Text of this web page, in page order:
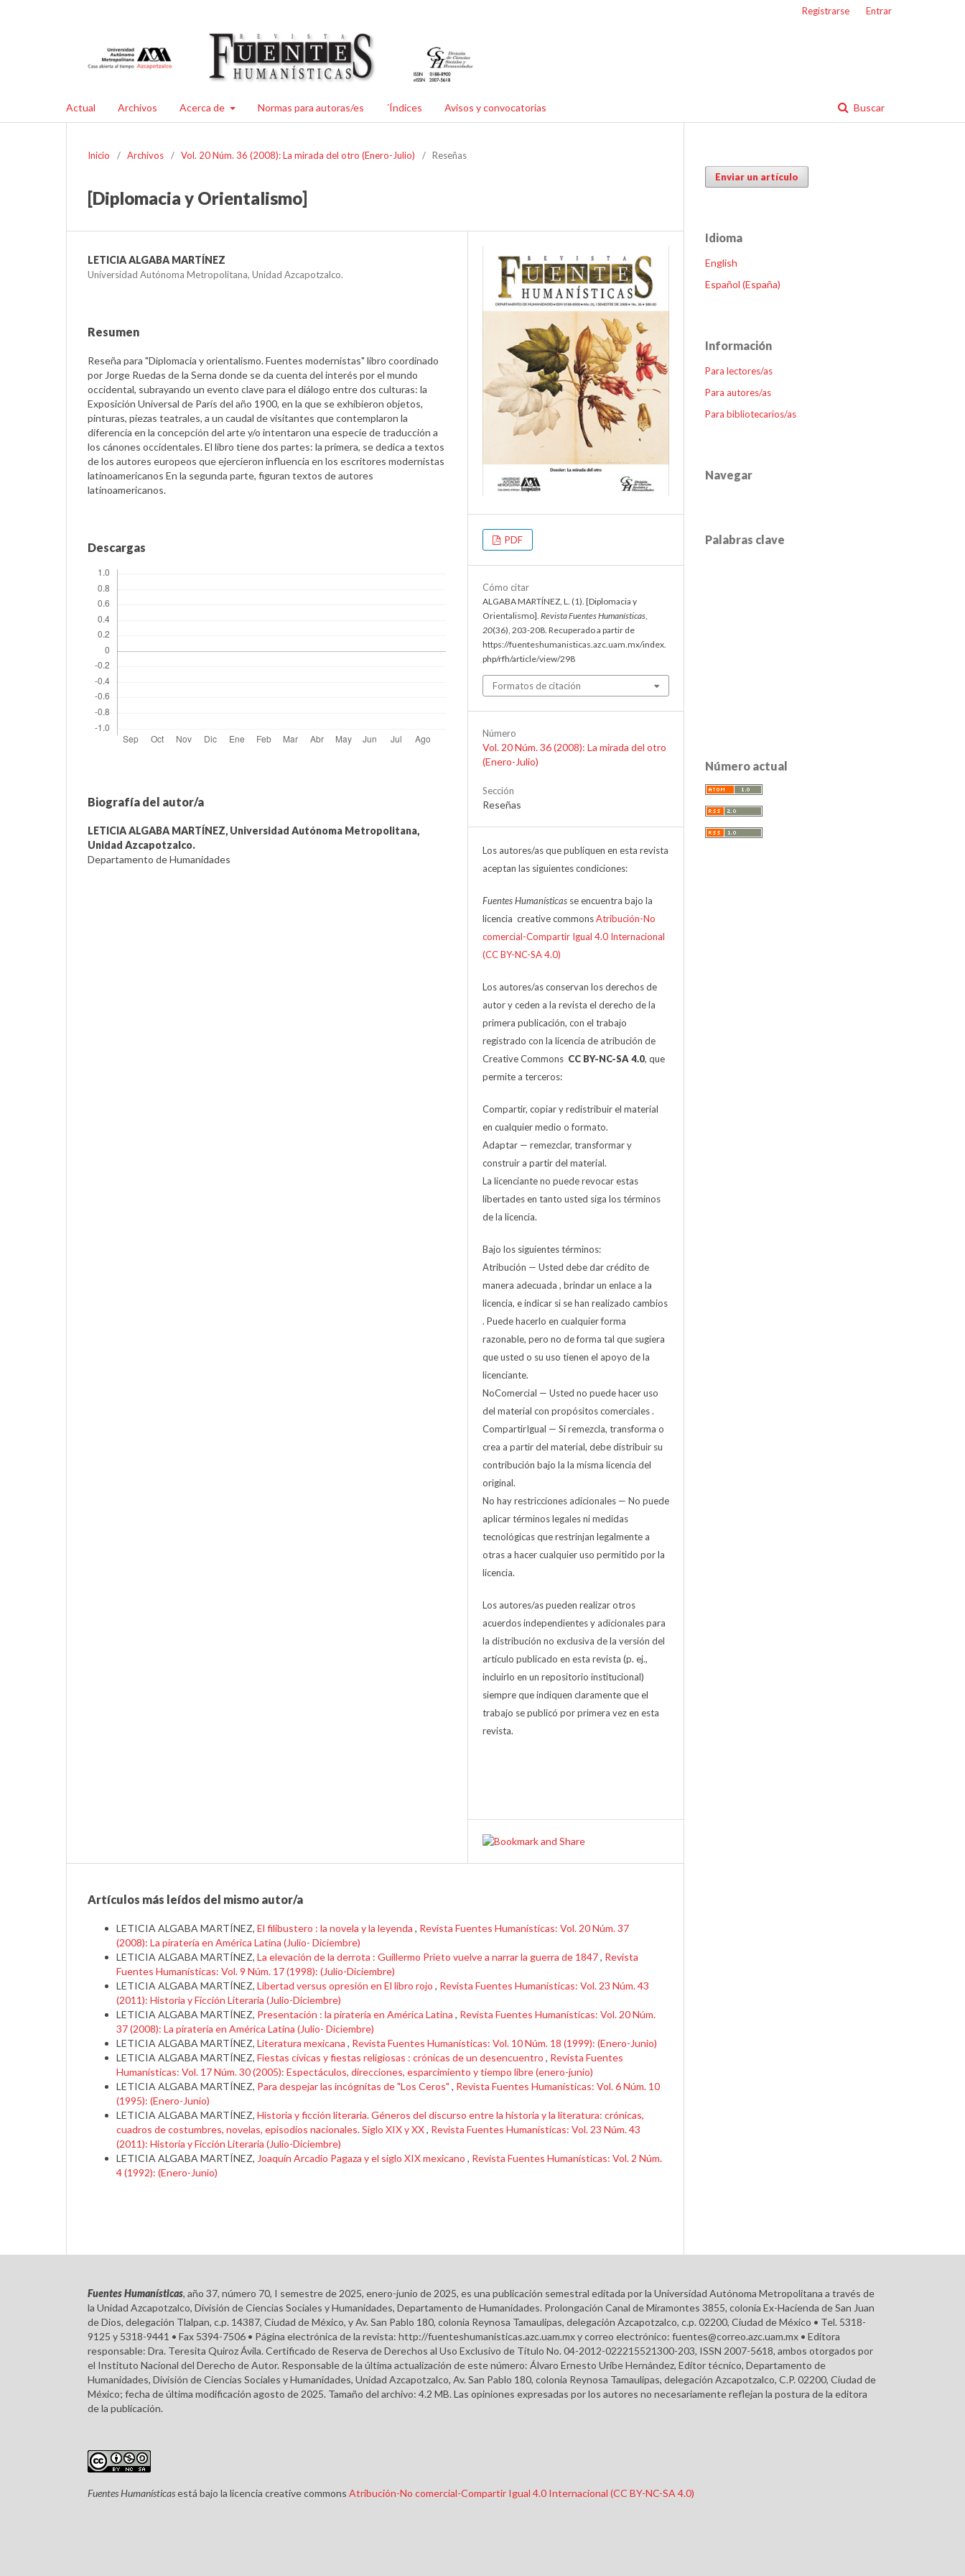
Actual Archivos Acerca de Normas para autoras/es ´Índices Avisos y convocatorias Buscar
Registrarse Entrar
Inicio / Archivos / Vol. 20 Núm. 36 (2008): La mirada del otro (Enero-Julio) / Reseñas
[Diplomacia y Orientalismo]
LETICIA ALGABA MARTÍNEZ
Universidad Autónoma Metropolitana, Unidad Azcapotzalco.
Resumen
Reseña para "Diplomacia y orientalismo. Fuentes modernistas" libro coordinado
por Jorge Ruedas de la Serna donde se da cuenta del interés por el mundo
occidental, subrayando un evento clave para el diálogo entre dos culturas: la
Exposición Universal de París del año 1900, en la que se exhibieron objetos,
pinturas, piezas teatrales, a un caudal de visitantes que contemplaron la
diferencia en la concepción del arte y/o intentaron una especie de traducción a
los cánones occidentales. El libro tiene dos partes: la primera, se dedica a textos
de los autores europeos que ejercieron influencia en los escritores modernistas
latinoamericanos En la segunda parte, figuran textos de autores
latinoamericanos.
Descargas
Biografía del autor/a
LETICIA ALGABA MARTÍNEZ, Universidad Autónoma Metropolitana,
Unidad Azcapotzalco.
Departamento de Humanidades
PDF
Cómo citar
ALGABA MARTÍNEZ, L. (1). [Diplomacia y
Orientalismo]. Revista Fuentes Humanísticas,
20(36), 203-208. Recuperado a partir de
https://fuenteshumanisticas.azc.uam.mx/index.
php/rfh/article/view/298
Formatos de citación
Número
Vol. 20 Núm. 36 (2008): La mirada del otro
(Enero-Julio)
Sección
Reseñas
Los autores/as que publiquen en esta revista
aceptan las siguientes condiciones:
Fuentes Humanísticas se encuentra bajo la
licencia creative commonsAtribución-No
comercial-Compartir Igual 4.0 Internacional
(CC BY-NC-SA 4.0)
Los autores/as conservan los derechos de
autor y ceden a la revista el derecho de la
primera publicación, con el trabajo
registrado con la licencia de atribución de
Creative Commons CC BY-NC-SA 4.0, que
permite a terceros:
Compartir, copiar y redistribuir el material
en cualquier medio o formato.
Adaptar — remezclar, transformar y
construir a partir del material.
La licenciante no puede revocar estas
libertades en tanto usted siga los términos
de la licencia.
Bajo los siguientes términos:
Atribución — Usted debe dar crédito de
manera adecuada , brindar un enlace a la
licencia, e indicar si se han realizado cambios
. Puede hacerlo en cualquier forma
razonable, pero no de forma tal que sugiera
que usted o su uso tienen el apoyo de la
licenciante.
NoComercial — Usted no puede hacer uso
del material con propósitos comerciales .
CompartirIgual — Si remezcla, transforma o
crea a partir del material, debe distribuir su
contribución bajo la la misma licencia del
original.
No hay restricciones adicionales — No puede
aplicar términos legales ni medidas
tecnológicas que restrinjan legalmente a
otras a hacer cualquier uso permitido por la
licencia.
Los autores/as pueden realizar otros
acuerdos independientes y adicionales para
la distribución no exclusiva de la versión del
artículo publicado en esta revista (p. ej.,
incluirlo en un repositorio institucional)
siempre que indiquen claramente que el
trabajo se publicó por primera vez en esta
revista.
Artículos más leídos del mismo autor/a
LETICIA ALGABA MARTÍNEZ, El filibustero : la novela y la leyenda , Revista Fuentes Humanísticas: Vol. 20 Núm. 37
(2008): La piratería en América Latina (Julio- Diciembre)
LETICIA ALGABA MARTÍNEZ, La elevación de la derrota : Guillermo Prieto vuelve a narrar la guerra de 1847, Revista
Fuentes Humanísticas: Vol. 9 Núm. 17 (1998): (Julio-Diciembre)
LETICIA ALGABA MARTÍNEZ, Libertad versus opresión en El libro rojo , Revista Fuentes Humanísticas: Vol. 23 Núm. 43
(2011): Historia y Ficción Literaria (Julio-Diciembre)
LETICIA ALGABA MARTÍNEZ, Presentación : la piratería en América Latina , Revista Fuentes Humanísticas: Vol. 20 Núm.
37 (2008): La piratería en América Latina (Julio- Diciembre)
LETICIA ALGABA MARTÍNEZ, Literatura mexicana , Revista Fuentes Humanísticas: Vol. 10 Núm. 18 (1999): (Enero-Junio)
LETICIA ALGABA MARTÍNEZ, Fiestas cívicas y fiestas religiosas : crónicas de un desencuentro , Revista Fuentes
Humanísticas: Vol. 17 Núm. 30 (2005): Espectáculos, direcciones, esparcimiento y tiempo libre (enero-junio)
LETICIA ALGABA MARTÍNEZ, Para despejar las incógnitas de "Los Ceros" , Revista Fuentes Humanísticas: Vol. 6 Núm. 10
(1995): (Enero-Junio)
LETICIA ALGABA MARTÍNEZ, Historia y ficción literaria. Géneros del discurso entre la historia y la literatura: crónicas,
cuadros de costumbres, novelas, episodios nacionales. Siglo XIX y XX, Revista Fuentes Humanísticas: Vol. 23 Núm. 43
(2011): Historia y Ficción Literaria (Julio-Diciembre)
LETICIA ALGABA MARTÍNEZ, Joaquín Arcadio Pagaza y el siglo XIX mexicano , Revista Fuentes Humanísticas: Vol. 2 Núm.
4 (1992): (Enero-Junio)
Enviar un artículo
Idioma
English
Español (España)
Información
Para lectores/as
Para autores/as
Para bibliotecarios/as
Navegar
Palabras clave
Número actual
Fuentes Humanísticas, año 37, número 70, I semestre de 2025, enero-junio de 2025, es una publicación semestral editada por la Universidad Autónoma Metropolitana a través de
la Unidad Azcapotzalco, División de Ciencias Sociales y Humanidades, Departamento de Humanidades. Prolongación Canal de Miramontes 3855, colonia Ex-Hacienda de San Juan
de Dios, delegación Tlalpan, c.p. 14387, Ciudad de México, y Av. San Pablo 180, colonia Reynosa Tamaulipas, delegación Azcapotzalco, c.p. 02200, Ciudad de México • Tel. 5318-
9125 y 5318-9441 • Fax 5394-7506 • Página electrónica de la revista: http://fuenteshumanisticas.azc.uam.mx y correo electrónico: fuentes@correo.azc.uam.mx • Editora
responsable: Dra. Teresita Quiroz Ávila. Certificado de Reserva de Derechos al Uso Exclusivo de Título No. 04-2012-022215521300-203, ISSN 2007-5618, ambos otorgados por
el Instituto Nacional del Derecho de Autor. Responsable de la última actualización de este número: Álvaro Ernesto Uribe Hernández, Editor técnico, Departamento de
Humanidades, División de Ciencias Sociales y Humanidades, Unidad Azcapotzalco, Av. San Pablo 180, colonia Reynosa Tamaulipas, delegación Azcapotzalco, C.P. 02200, Ciudad de
México; fecha de última modificación agosto de 2025. Tamaño del archivo: 4.2 MB. Las opiniones expresadas por los autores no necesariamente reflejan la postura de la editora
de la publicación.
Fuentes Humanísticasestá bajo la licencia creative commons Atribución-No comercial-Compartir Igual 4.0 Internacional (CC BY-NC-SA 4.0)